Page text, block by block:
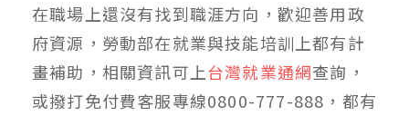
在職場上還沒有找到職涯方向，歡迎善用政
府資源，勞動部在就業與技能培訓上都有計
畫補助，相關資訊可上台灣就業通網查詢，
或撥打免付費客服專線0800-777-888，都有